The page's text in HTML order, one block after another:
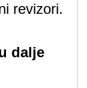
revizori.
dalje